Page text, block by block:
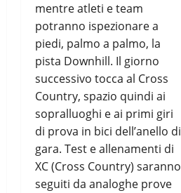
mentre atleti e team
potranno ispezionare a
piedi, palmo a palmo, la
pista Downhill. Il giorno
successivo tocca al Cross
Country, spazio quindi ai
sopralluoghi e ai primi giri
di prova in bici dell’anello di
gara. Test e allenamenti di
XC (Cross Country) saranno
seguiti da analoghe prove